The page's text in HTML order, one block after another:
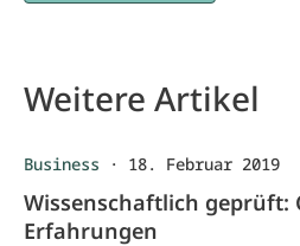
Weitere Artikel
Business · 18. Februar 2019
Wissenschaftlich geprüft:
Erfahrungen